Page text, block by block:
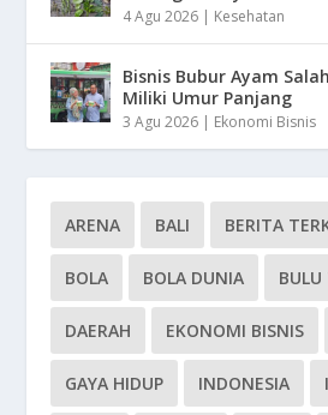
4 Agu 2026 | Kesehatan
Bisnis Bubur Ayam
Miliki Umur Panjang
3 Agu 2026 | Ekonomi Bisnis
ARENA BALI BERITA
BOLA BOLA DUNIA
DAERAH EKONOMI BISNIS
GAYA HIDUP INDONESIA